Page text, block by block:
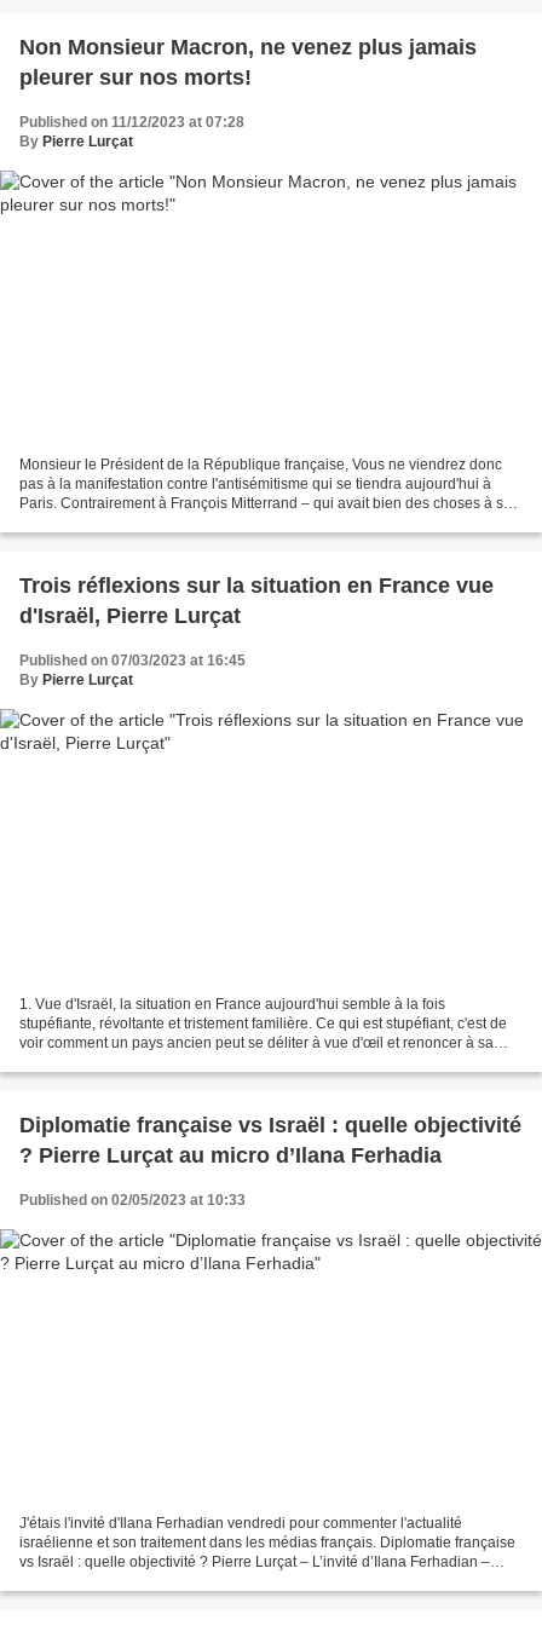
Non Monsieur Macron, ne venez plus jamais
pleurer sur nos morts!
Published on 11/12/2023 at 07:28
By Pierre Lurçat
Monsieur le Président de la République française, Vous ne viendrez donc
pas à la manifestation contre l'antisémitisme qui se tiendra aujourd'hui à
Paris. Contrairement à François Mitterrand – qui avait bien des choses à se
Trois réflexions sur la situation en France vue
d'Israël, Pierre Lurçat
Published on 07/03/2023 at 16:45
By Pierre Lurçat
1. Vue d'Israël, la situation en France aujourd'hui semble à la fois
stupéfiante, révoltante et tristement familière. Ce qui est stupéfiant, c'est de
voir comment un pays ancien peut se déliter à vue d'œil et renoncer à sa
Diplomatie française vs Israël : quelle objectivité
? Pierre Lurçat au micro d’Ilana Ferhadia
Published on 02/05/2023 at 10:33
J'étais l'invité d'Ilana Ferhadian vendredi pour commenter l'actualité
israélienne et son traitement dans les médias français. Diplomatie française
vs Israël : quelle objectivité ? Pierre Lurçat – L’invité d’Ilana Ferhadian –